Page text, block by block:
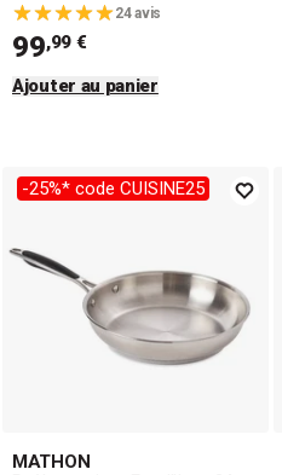
24 avis
99,99 €
Ajouter au panier
-25%* code CUISINE25
MATHON